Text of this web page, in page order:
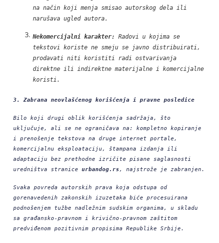
na način koji menja smisao autorskog dela ili
narušava ugled autora.
Nekomercijalni karakter:
Radovi u kojima se
tekstovi koriste ne smeju se javno distribuirati,
prodavati niti koristiti radi ostvarivanja
direktne ili indirektne materijalne i komercijalne
koristi.
3. Zabrana neovlašćenog korišćenja i pravne posledice
Bilo koji drugi oblik korišćenja sadržaja, što
uključuje, ali se ne ograničava na: kompletno kopiranje
i prenošenje tekstova na druge internet portale,
komercijalnu eksploataciju, štampana izdanja ili
adaptaciju bez prethodne izričite pisane saglasnosti
uredništva stranice urbandog.rs , najstrože je zabranjen.
Svaka povreda autorskih prava koja odstupa od
gorenavedenih zakonskih izuzetaka biće procesuirana
podnošenjem tužbe nadležnim sudskim organima, u skladu
sa građansko-pravnom i krivično-pravnom zaštitom
predviđenom pozitivnim propisima Republike Srbije.